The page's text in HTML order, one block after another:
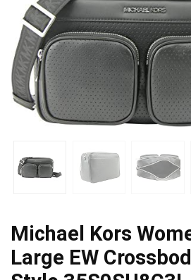
Michael Kors
Large EW